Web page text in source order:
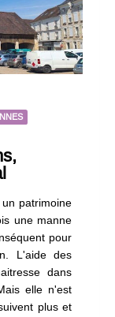
patrimoine
une manne
pour
L'aide des
dans
elle n'est
plus et